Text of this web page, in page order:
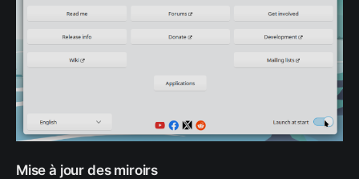
Mise à jour des miroirs